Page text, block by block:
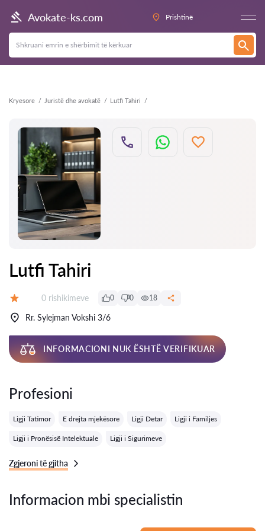
Avokate-ks.com Prishtinë
Kryesore Juristë dhe avokatë Lutfi Tahiri
Kthehu
Lutfi Tahiri
Rishikime:
0 rishikimeve 0 0 18
Rr. Sylejman Vokshi 3/6
INFORMACIONI NUK ËSHTË VERIFIKUAR
Profesioni
Ligji Tatimor E drejta mjekësore Ligji Detar Ligji i Familjes
Ligji i Pronësisë Intelektuale Ligji i Sigurimeve
Zgjeroni të gjitha
Informacion mbi specialistin